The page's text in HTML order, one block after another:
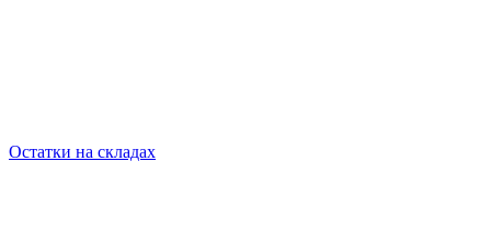
Остатки на складах